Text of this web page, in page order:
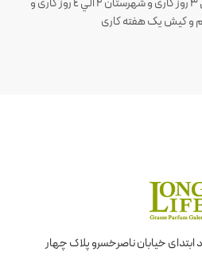
و کیش یک هفته کاری
ابتدای خیابان ناصرخسرو پلاک چهار